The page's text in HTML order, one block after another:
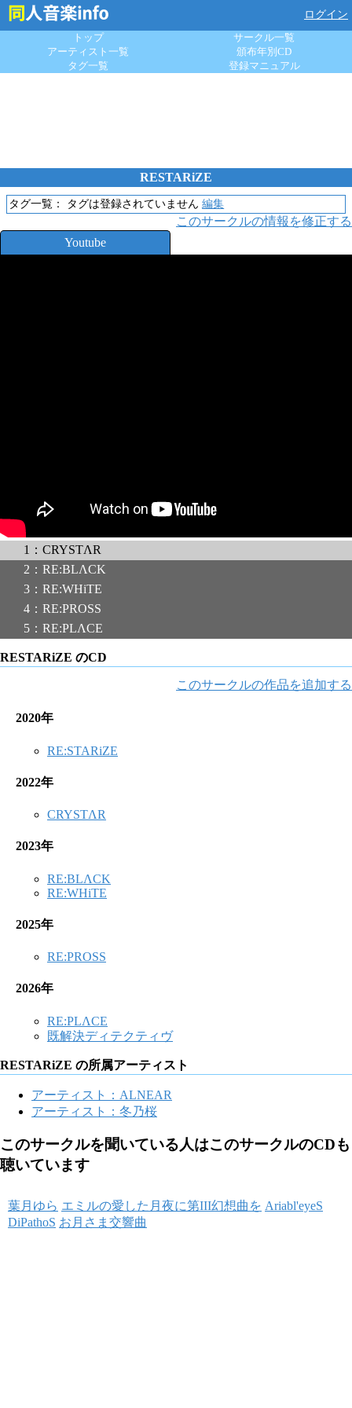
ログイン
トップ
サークル一覧
アーティスト一覧
頒布年別CD
タグ一覧
登録マニュアル
RESTARiZE
タグ一覧： タグは登録されていません 編集
このサークルの情報を修正する
Youtube
1：CRYSTΛR
2：RE:BLΛCK
3：RE:WHiTE
4：RE:PROSS
5：RE:PLΛCE
RESTARiZE のCD
このサークルの作品を追加する
2020年
RE:STARiZE
2022年
CRYSTΛR
2023年
RE:BLΛCK
RE:WHiTE
2025年
RE:PROSS
2026年
RE:PLΛCE
既解決ディテクティヴ
RESTARiZE の所属アーティスト
アーティスト：ALNEAR
アーティスト：冬乃桜
このサークルを聞いている人はこのサークルのCDも
聴いています
葉月ゆら エミルの愛した月夜に第III幻想曲を Ariabl'eyeS
DiPathoS お月さま交響曲